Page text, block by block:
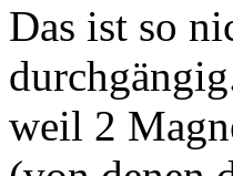
Das ist so
weil 2